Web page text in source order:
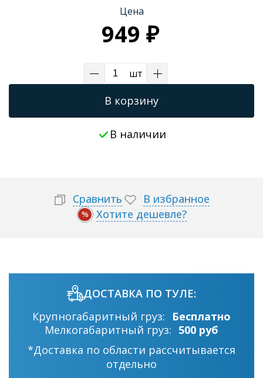
Трапы для душевых
Цена
949 ₽
шт
В корзину
В наличии
Сравнить В избранное
% Хотите дешевле?
ДОСТАВКА ПО ТУЛЕ:
Крупногабаритный груз:
Бесплатно
Мелкогабаритный груз: 500 руб
*Доставка по области рассчитывается
отдельно